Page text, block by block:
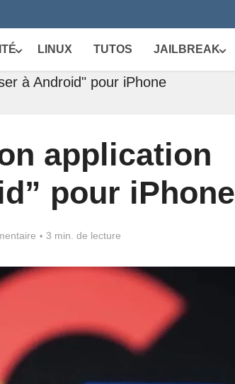
LINUX TUTOS JAILBREAK
à Android" pour iPhone
application
pour iPhone
3 min. de lecture